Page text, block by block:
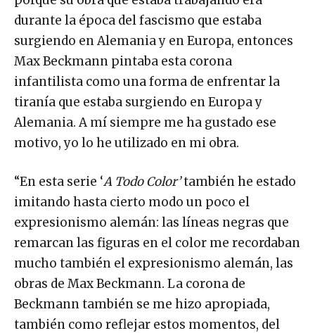
durante la época del fascismo que estaba
surgiendo en Alemania y en Europa, entonces
Max Beckmann pintaba esta corona
infantilista como una forma de enfrentar la
tiranía que estaba surgiendo en Europa y
Alemania. A mí siempre me ha gustado ese
motivo, yo lo he utilizado en mi obra.
“En esta serie ‘A Todo Color’también he estado
imitando hasta cierto modo un poco el
expresionismo alemán: las líneas negras que
remarcan las figuras en el color me recordaban
mucho también el expresionismo alemán, las
obras de Max Beckmann. La corona de
Beckmann también se me hizo apropiada,
también como reflejar estos momentos, del